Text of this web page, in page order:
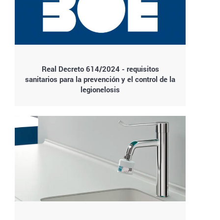
Real Decreto 614/2024 - requisitos
sanitarios para la prevención y el control de la
legionelosis